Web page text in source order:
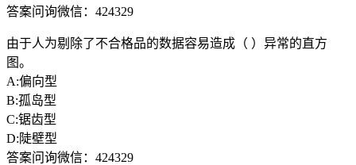
答案问询微信：424329
由于人为剔除了不合格品的数据容易造成（ ）异常的直方
图。
A:偏向型
B:孤岛型
C:锯齿型
D:陡壁型
答案问询微信：424329